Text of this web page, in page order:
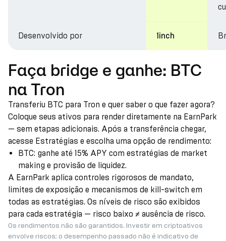
Desenvolvido por 1inch
Faça bridge e ganhe: BTC
na Tron
Transferiu BTC para Tron e quer saber o que fazer agora?
Coloque seus ativos para render diretamente na EarnPark
— sem etapas adicionais. Após a transferência chegar,
acesse Estratégias e escolha uma opção de rendimento:
BTC: ganhe até 15% APY com estratégias de market
making e provisão de liquidez.
A EarnPark aplica controles rigorosos de mandato,
limites de exposição e mecanismos de kill-switch em
todas as estratégias. Os níveis de risco são exibidos
para cada estratégia — risco baixo ≠ ausência de risco.
Os rendimentos não são garantidos. Investir em criptoativos
envolve riscos; o desempenho passado não é indicativo de